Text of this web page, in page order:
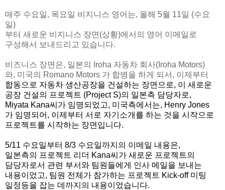
매주 수요일, 목요일 비지니스 영어는, 올해 5월 11일 (수요
일)
부터 새로운 비지니스 장면(상황)에서의 영어 이메일로
구성해서 보내드리고 있습니다.
비즈니스 장면은, 일본의 Iroha 자동차 회사(Iroha Motors)
와, 미국의 Romano Motors 가 합병을 하게 되서, 이제부터
합동으로 자동차 생산공장을 건설하는 장면으로, 이 새로운
공장 건설의 프로젝트 (Project S)의 일본측 담당자로,
Miyata Kana씨가 임명되었고, 미국측에서는, Henry Jones
가 임명되어, 이제부터 서로 자기소개를 하는 것을 시작으로
프로젝트를 시작하는 장면입니다.
5/11 수요일부터 8/3 수요일까지의 이메일 내용은,
일본측의 프로젝트 리더 Kana씨가 새로운 프로젝트의
담당자로서 관련 부서와 팀원들에게 인사 메일을 보내는
내용이었고, 팀원 전체가 참가하는 프로젝트 Kick-off 미팅
일정등을 잡는 데까지의 내용이었습니다.